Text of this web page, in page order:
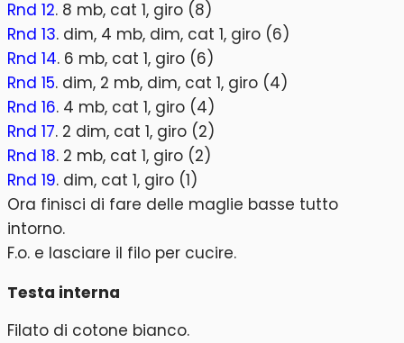
Rnd 12. 8 mb, cat 1, giro (8)
Rnd 13. dim, 4 mb, dim, cat 1, giro (6)
Rnd 14. 6 mb, cat 1, giro (6)
Rnd 15. dim, 2 mb, dim, cat 1, giro (4)
Rnd 16. 4 mb, cat 1, giro (4)
Rnd 17. 2 dim, cat 1, giro (2)
Rnd 18. 2 mb, cat 1, giro (2)
Rnd 19. dim, cat 1, giro (1)
Ora finisci di fare delle maglie basse tutto
intorno.
F.o. e lasciare il filo per cucire.
Testa interna
Filato di cotone bianco.